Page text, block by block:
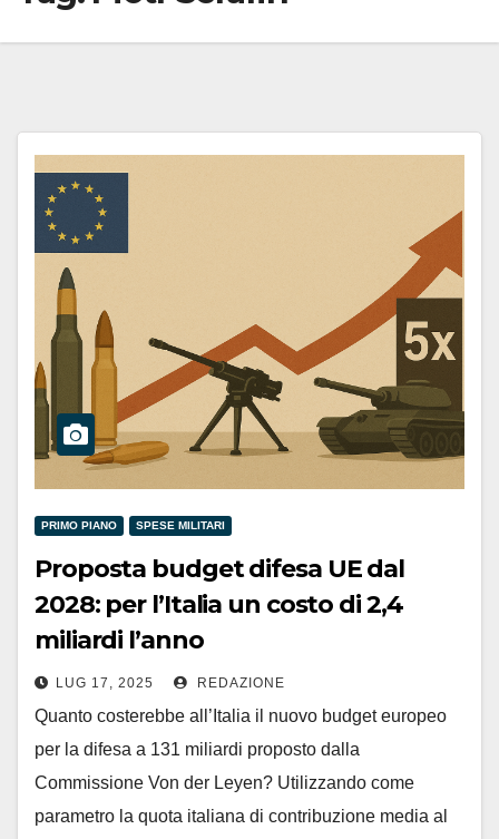
PRIMO PIANO SPESE MILITARI
Proposta budget difesa UE dal
2028: per l’Italia un costo di 2,4
miliardi l’anno
LUG 17, 2025 REDAZIONE
Quanto costerebbe all’Italia il nuovo budget europeo
per la difesa a 131 miliardi proposto dalla
Commissione Von der Leyen? Utilizzando come
parametro la quota italiana di contribuzione media al